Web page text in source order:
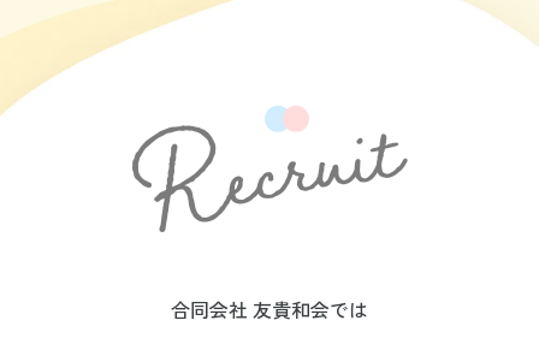
合同会社 友貴和会では